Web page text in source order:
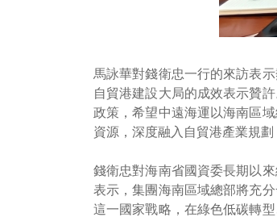
馬詠華對錢衛忠一行的來訪表
自貿港建設大局的成效表示贊
政策，希望中遠海運以海南區
資源，深度融入自貿港產業規
錢衛忠對海南省國資委長期以
表示，集團海南區域總部將充
這一國家戰略，在綠色低碳轉